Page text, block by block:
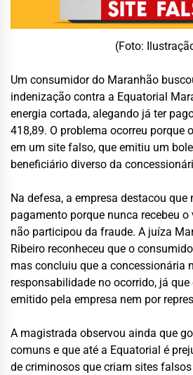
(Foto:
Um consumidor do Maranhão
indenização contra a Equatorial
energia cortada, alegando já ter
418,89. O problema ocorreu porque
em um site falso, que emitiu um
beneficiário diverso da
Na defesa, a empresa destacou que
pagamento porque nunca recebeu
não participou da fraude. A juíza
Ribeiro reconheceu que o
mas concluiu que a concessionária
responsabilidade no ocorrido, já
emitido pela empresa nem por
A magistrada observou ainda que
comuns e que até a Equatorial é
de criminosos que criam sites